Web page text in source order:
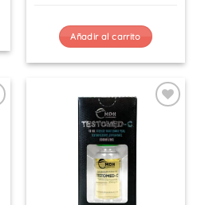
Añadir al carrito